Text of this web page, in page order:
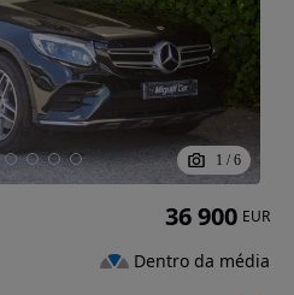
1 / 6
36 900 EUR
Dentro da média